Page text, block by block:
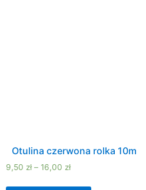
Otulina czerwona rolka 10m
9,50 zł – 16,00 zł